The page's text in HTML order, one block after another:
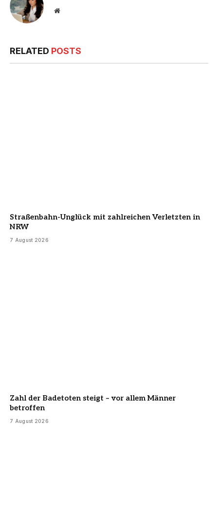
Website
RELATED POSTS
Straßenbahn-Unglück mit zahlreichen Verletzten in
NRW
7 August 2026
Zahl der Badetoten steigt – vor allem Männer
betroffen
7 August 2026